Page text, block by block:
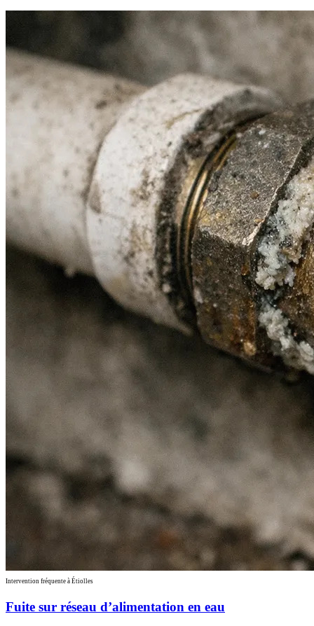
Intervention fréquente à Étiolles
Fuite sur réseau d’alimentation en eau